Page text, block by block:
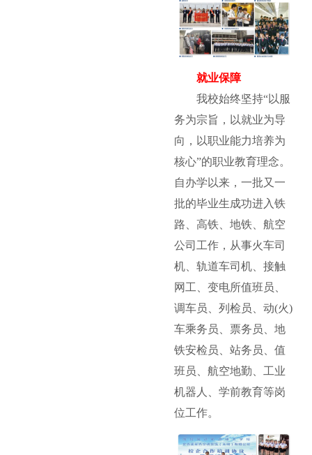
就业保障
我校始终坚持“以服
务为宗旨，以就业为导
向，以职业能力培养为
核心”的职业教育理念。
自办学以来，一批又一
批的毕业生成功进入铁
路、高铁、地铁、航空
公司工作，从事火车司
机、轨道车司机、接触
网工、变电所值班员、
调车员、列检员、动(火)
车乘务员、票务员、地
铁安检员、站务员、值
班员、航空地勤、工业
机器人、学前教育等岗
位工作。